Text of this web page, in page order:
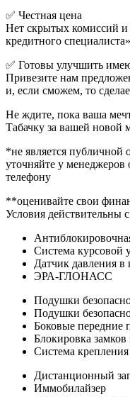
✅ Честная цена
Нет скрытых комиссий и
кредитного
✅ Готовы улучшить
Привезите нам
и, если сможем, то
Не ждите, пока ваша
Табачку за вашей новой
*не является публичной
уточняйте у менеджеров
телефону
**оценивайте свои
Условия действительны
Система курсовой
Датчик давления
ЭРА-ГЛОНАСС
Подушки
Подушки
Боковые передние
Блокировка замков
Система крепления
Дистанционный
Иммобилайзер